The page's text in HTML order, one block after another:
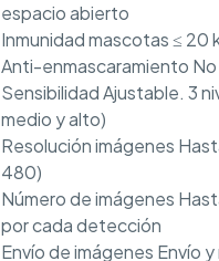
espacio abierto
Inmunidad mascotas ≤ 20
Anti-enmascaramiento
Sensibilidad Ajustable. 3
medio y alto)
Resolución imágenes
480)
Número de imágenes
por cada detección
Envío de imágenes Envío